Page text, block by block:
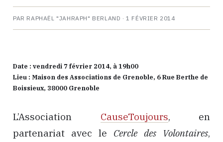
PAR RAPHAËL "JAHRAPH" BERLAND ·1 FÉVRIER 2014
Date : vendredi 7 février 2014, à 19h00
Lieu : Maison des Associations de Grenoble, 6 Rue Berthe de
Boissieux, 38000 Grenoble
L’Association CauseToujours, en
partenariat avec le Cercle des Volontaires,